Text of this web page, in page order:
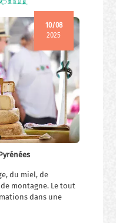
10/08
2025
du miel, de
montagne. Le tout
dans une